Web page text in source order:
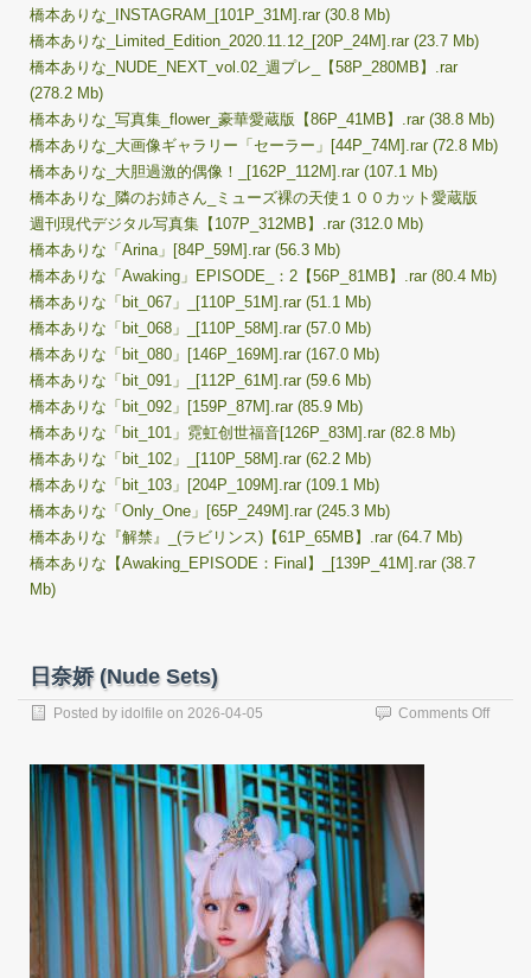
橋本ありな_INSTAGRAM_[101P_31M].rar (30.8 Mb)
橋本ありな_Limited_Edition_2020.11.12_[20P_24M].rar (23.7 Mb)
橋本ありな_NUDE_NEXT_vol.02_週プレ_【58P_280MB】.rar
(278.2 Mb)
橋本ありな_写真集_flower_豪華愛蔵版【86P_41MB】.rar (38.8 Mb)
橋本ありな_大画像ギャラリー「セーラー」[44P_74M].rar (72.8 Mb)
橋本ありな_大胆過激的偶像！_[162P_112M].rar (107.1 Mb)
橋本ありな_隣のお姉さん_ミューズ裸の天使１００カット愛蔵版
週刊現代デジタル写真集【107P_312MB】.rar (312.0 Mb)
橋本ありな「Arina」[84P_59M].rar (56.3 Mb)
橋本ありな「Awaking」EPISODE_：2【56P_81MB】.rar (80.4 Mb)
橋本ありな「bit_067」_[110P_51M].rar (51.1 Mb)
橋本ありな「bit_068」_[110P_58M].rar (57.0 Mb)
橋本ありな「bit_080」[146P_169M].rar (167.0 Mb)
橋本ありな「bit_091」_[112P_61M].rar (59.6 Mb)
橋本ありな「bit_092」[159P_87M].rar (85.9 Mb)
橋本ありな「bit_101」霓虹创世福音[126P_83M].rar (82.8 Mb)
橋本ありな「bit_102」_[110P_58M].rar (62.2 Mb)
橋本ありな「bit_103」[204P_109M].rar (109.1 Mb)
橋本ありな「Only_One」[65P_249M].rar (245.3 Mb)
橋本ありな『解禁』_(ラビリンス)【61P_65MB】.rar (64.7 Mb)
橋本ありな【Awaking_EPISODE：Final】_[139P_41M].rar (38.7
Mb)
日奈娇 (Nude Sets)
Posted by idolfile on 2026-04-05 Comments Offon